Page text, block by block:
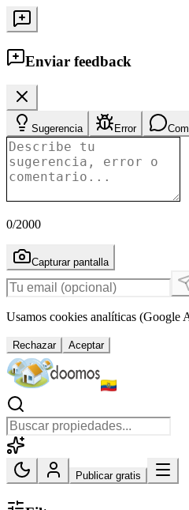
Enviar feedback
Sugerencia Error
0/2000
Capturar pantalla
Usamos cookies analíticas (Google
Rechazar Aceptar
Publicar gratis